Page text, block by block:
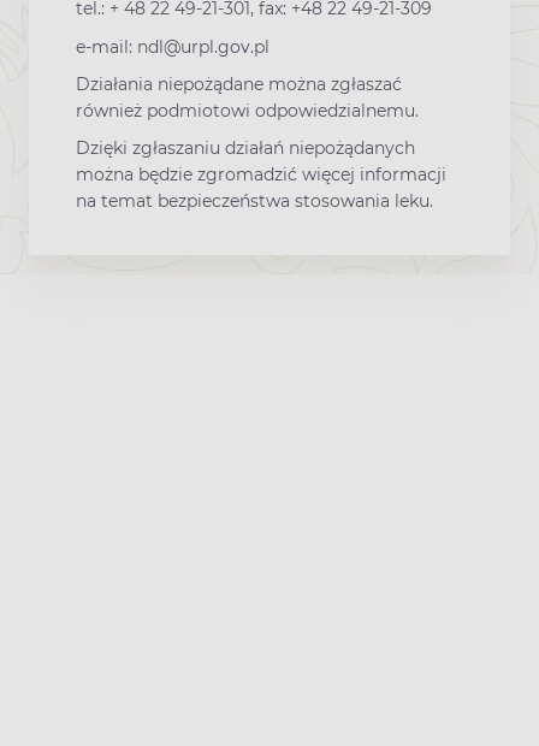
tel.: + 48 22 49-21-301, fax: +48 22 49-21-309
e-mail: ndl@urpl.gov.pl
Działania niepożądane można zgłaszać
również podmiotowi odpowiedzialnemu.
Dzięki zgłaszaniu działań niepożądanych
można będzie zgromadzić więcej informacji
na temat bezpieczeństwa stosowania leku.